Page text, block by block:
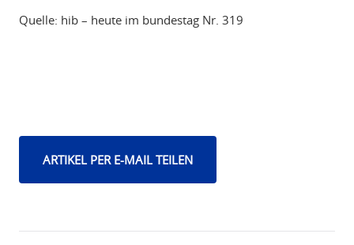
Quelle: hib – heute im bundestag Nr. 319
ARTIKEL PER E-MAIL TEILEN